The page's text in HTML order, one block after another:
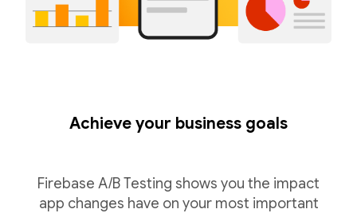
Achieve your business goals
Firebase A/B Testing shows you the impact
app changes have on your most important